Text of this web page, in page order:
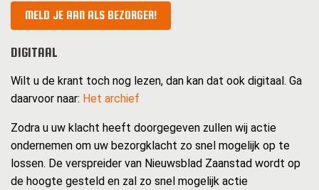
MELD JE AAN ALS BEZORGER!
DIGITAAL
Wilt u de krant toch nog lezen, dan kan dat ook digitaal. Ga
daarvoor naar: Het archief
Zodra u uw klacht heeft doorgegeven zullen wij actie
ondernemen om uw bezorgklacht zo snel mogelijk op te
lossen. De verspreider van Nieuwsblad Zaanstad wordt op
de hoogte gesteld en zal zo snel mogelijk actie